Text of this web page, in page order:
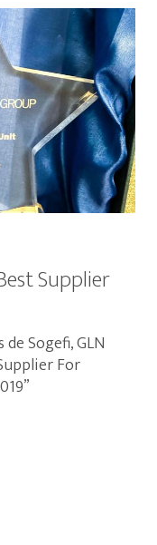
Supplier
Sogefi, GLN
For